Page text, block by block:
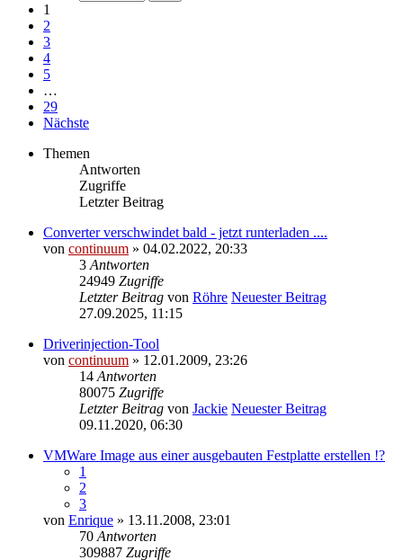
1
2
3
4
5
…
29
Nächste
Themen
Antworten
Zugriffe
Letzter Beitrag
Converter verschwindet bald - jetzt runterladen ....
von continuum » 04.02.2022, 20:33
3 Antworten
24949 Zugriffe
Letzter Beitrag von Röhre Neuester Beitrag
27.09.2025, 11:15
Driverinjection-Tool
von continuum » 12.01.2009, 23:26
14 Antworten
80075 Zugriffe
Letzter Beitrag von Jackie Neuester Beitrag
09.11.2020, 06:30
VMWare Image aus einer ausgebauten Festplatte erstellen !?
1
2
3
von Enrique » 13.11.2008, 23:01
70 Antworten
309887 Zugriffe